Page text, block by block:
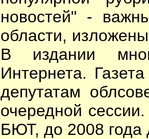
новостей" -
области,
В издании
Интернета.
депутатам
очередной
БЮТ, до 2008 года